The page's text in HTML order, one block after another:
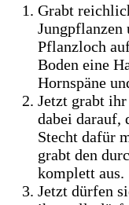
Grabt
Jungpflanzen
Pflanzloch
Boden eine
Hornspäne
Jetzt grabt
dabei darauf,
Stecht dafür
grabt den
komplett aus.
Jetzt dürfen